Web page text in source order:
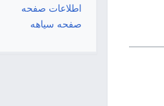
اطلاعات صفحه
صفحه سیاهه